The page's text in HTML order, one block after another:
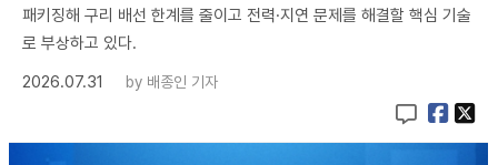
패키징해 구리 배선 한계를 줄이고 전력·지연 문제를 해결할 핵심 기술
로 부상하고 있다.
2026.07.31
by 배종인 기자